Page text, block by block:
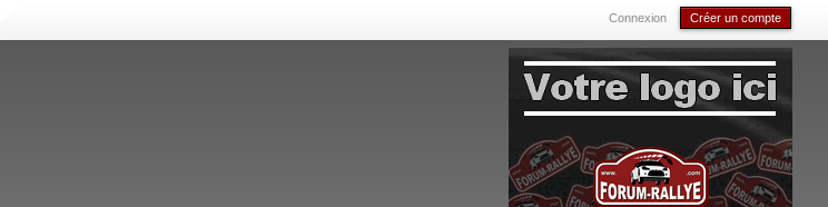
Connexion Créer un compte